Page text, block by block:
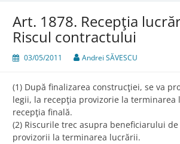
Art. 1878. Recepţia
Riscul contractului
03/05/2011 Andrei SĂVESCU
(1) După finalizarea construcţiei, se va
legii, la recepţia provizorie la
recepţia finală.
(2) Riscurile trec asupra beneficiarului
provizorii la terminarea lucrării.